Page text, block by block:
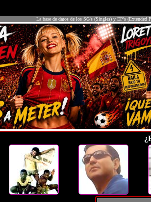
La base de datos de los SG's (Singles) y EP's (Extended